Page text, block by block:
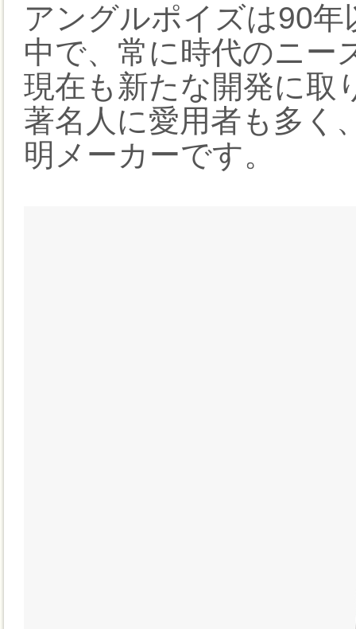
アングルポイズは90
中で、常に時代のニー
現在も新たな開発に取
著名人に愛用者も多く
明メーカーです。